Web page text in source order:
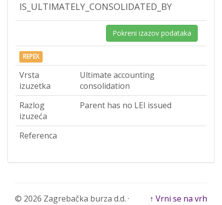
IS_ULTIMATELY_CONSOLIDATED_BY
Pokreni izazov podataka
REPEX
Vrsta
izuzetka
Ultimate accounting
consolidation
Razlog
izuzeća
Parent has no LEI issued
Referenca
↑ Vrni se na vrh
© 2026 Zagrebačka burza d.d. ·